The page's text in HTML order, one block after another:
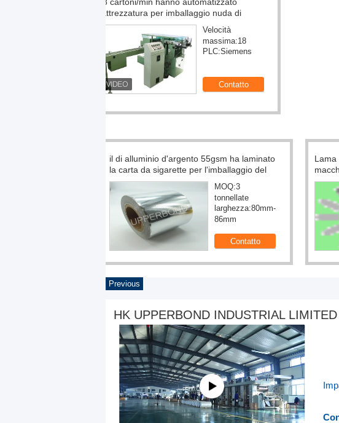
Macchine per
sigarette
Lama di coltello circolare della lega della
macchina Mk8 per il taglio del filtro
NOME:Coltello
della macchina
Materiale:Lega
HK UPPERBOND INDUSTRIAL LIMITED